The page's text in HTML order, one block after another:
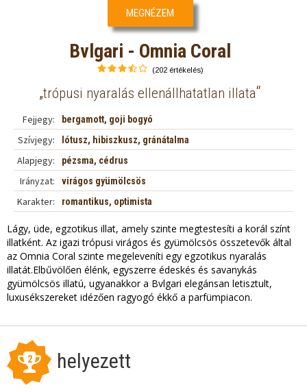
MEGNÉZEM
Bvlgari - Omnia Coral
(202 értékelés)
„trópusi nyaralás ellenállhatatlan illata“
Fejjegy: bergamott, goji bogyó
Szívjegy: lótusz, hibiszkusz, gránátalma
Alapjegy: pézsma, cédrus
Irányzat: virágos gyümölcsös
Karakter: romantikus, optimista
Lágy, üde, egzotikus illat, amely szinte megtestesíti a korál színt
illatként. Az igazi trópusi virágos és gyümölcsös összetevők által
az Omnia Coral szinte megeleveníti egy egzotikus nyaralás
illatát.Elbűvölően élénk, egyszerre édeskés és savanykás
gyümölcsös illatú, ugyanakkor a Bvlgari elegánsan letisztult,
luxusékszereket idézően ragyogó ékkő a parfümpiacon.
2 helyezett